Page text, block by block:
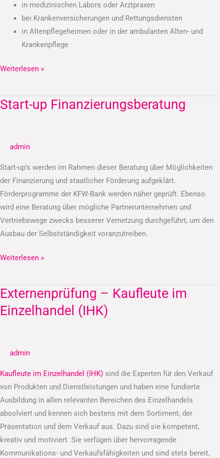
in medizinischen Labors oder Arztpraxen
bei Krankenversicherungen und Rettungsdiensten
in Altenpflegeheimen oder in der ambulanten Alten- und
Krankenpflege
Weiterlesen »
Start-up Finanzierungsberatung
admin
Start-up’s werden im Rahmen dieser Beratung über Möglichkeiten
der Finanzierung und staatlicher Förderung aufgeklärt.
Förderprogramme der KFW-Bank werden näher geprüft. Ebenso
wird eine Beratung über mögliche Partnerunternehmen und
Vertriebswege zwecks besserer Vernetzung durchgeführt, um den
Ausbau der Selbstständigkeit voranzutreiben.
Start-
Weiterlesen »
Externenprüfung – Kaufleute im
Einzelhandel (IHK)
admin
Kaufleute im Einzelhandel (IHK) sind die Experten für den Verkauf
von Produkten und Dienstleistungen und haben eine fundierte
Ausbildung in allen relevanten Bereichen des Einzelhandels
absolviert und kennen sich bestens mit dem Sortiment, der
Präsentation und dem Verkauf aus. Dazu sind sie kompetent,
kreativ und motiviert. Sie verfügen über hervorragende
Kommunikations- und Verkaufsfähigkeiten und sind stets bereit,
Externenprüfung
–
Kaufleute
(IHK)